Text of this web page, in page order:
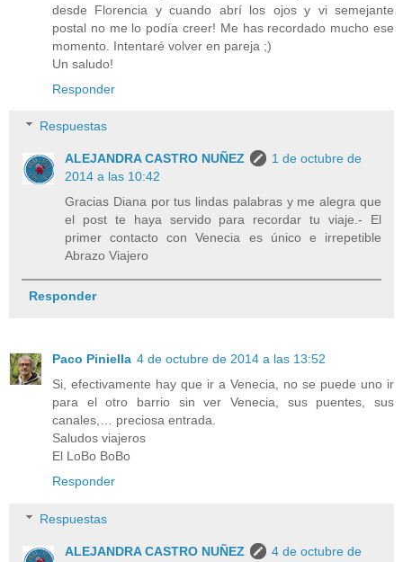
desde Florencia y cuando abrí los ojos y vi semejante
postal no me lo podía creer! Me has recordado mucho ese
momento. Intentaré volver en pareja ;)
Un saludo!
Responder
Respuestas
ALEJANDRA CASTRO NUÑEZ
1 de octubre de
2014 a las 10:42
Gracias Diana por tus lindas palabras y me alegra que
el post te haya servido para recordar tu viaje.- El
primer contacto con Venecia es único e irrepetible
Abrazo Viajero
Responder
Paco Piniella 4 de octubre de 2014 a las 13:52
Si, efectivamente hay que ir a Venecia, no se puede uno ir
para el otro barrio sin ver Venecia, sus puentes, sus
canales,… preciosa entrada.
Saludos viajeros
El LoBo BoBo
Responder
Respuestas
ALEJANDRA CASTRO NUÑEZ
4 de octubre de